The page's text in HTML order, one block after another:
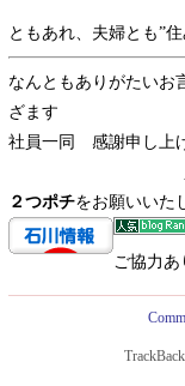
ともあれ、夫婦とも”
なんともありがたいお
ざます
社員一同 感謝申し上
２つポチをお願いいた
ご協力